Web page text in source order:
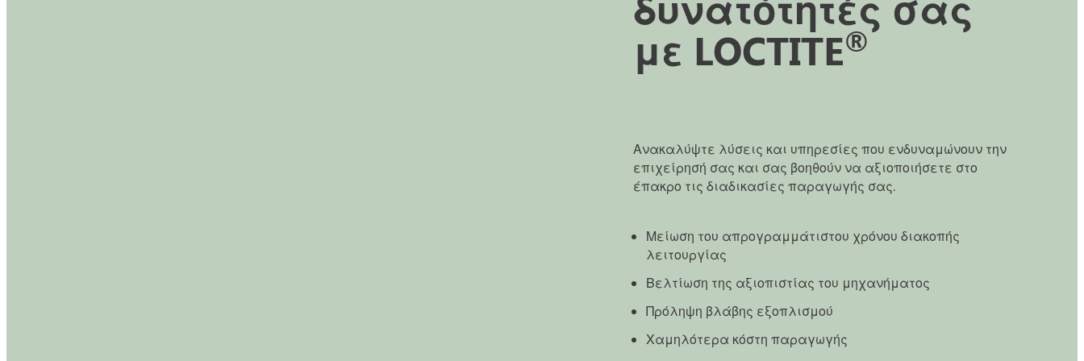
με LOCTITE®
Ανακαλύψτε λύσεις και υπηρεσίες που ενδυναμώνουν την
επιχείρησή σας και σας βοηθούν να αξιοποιήσετε στο
έπακρο τις διαδικασίες παραγωγής σας.
Μείωση του απρογραμμάτιστου χρόνου διακοπής
λειτουργίας
Βελτίωση της αξιοπιστίας του μηχανήματος
Πρόληψη βλάβης εξοπλισμού
Χαμηλότερα κόστη παραγωγής